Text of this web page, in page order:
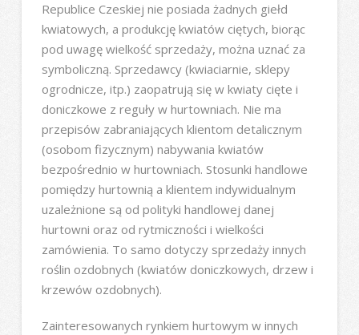
Republice Czeskiej nie posiada żadnych giełd
kwiatowych, a produkcję kwiatów ciętych, biorąc
pod uwagę wielkość sprzedaży, można uznać za
symboliczną. Sprzedawcy (kwiaciarnie, sklepy
ogrodnicze, itp.) zaopatrują się w kwiaty cięte i
doniczkowe z reguły w hurtowniach. Nie ma
przepisów zabraniających klientom detalicznym
(osobom fizycznym) nabywania kwiatów
bezpośrednio w hurtowniach. Stosunki handlowe
pomiędzy hurtownią a klientem indywidualnym
uzależnione są od polityki handlowej danej
hurtowni oraz od rytmiczności i wielkości
zamówienia. To samo dotyczy sprzedaży innych
roślin ozdobnych (kwiatów doniczkowych, drzew i
krzewów ozdobnych).
Zainteresowanych rynkiem hurtowym w innych